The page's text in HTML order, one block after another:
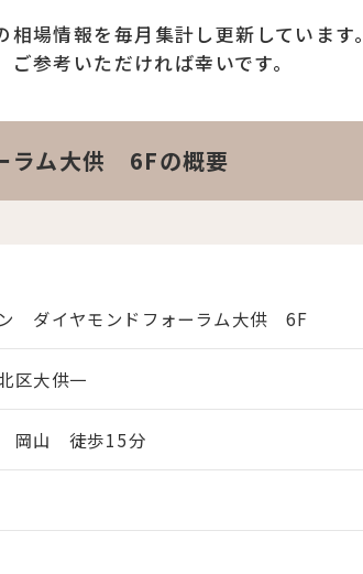
相場情報を毎月集計し更新しています。
ご参考いただければ幸いです。
ラム大供 6Fの概要
ダイヤモンドフォーラム大供 6F
区大供一
岡山 徒歩15分